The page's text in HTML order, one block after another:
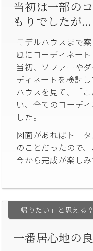
当初は一部の
もりでしたが…
モデルハウスまで
風にコーディネー
当初、ソファーや
ディネートを検討
ハウスを見て、「
い、全てのコーデ
した。
図面があればトー
のことだったので、
今から完成が楽しみ
「帰りたい」と思える
一番居心地の